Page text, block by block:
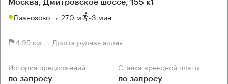
Москва, Дмитровское шоссе, 155 к1
Лианозово → 270 м ~3 мин
4.95 км → Долгопрудная аллея
История предложений
по запросу
Ставка арендной платы
по запросу